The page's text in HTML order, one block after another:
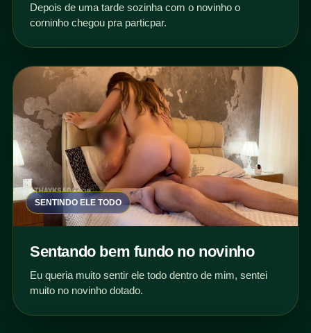
Depois de uma tarde sozinha com o novinho o
corninho chegou pra particpar.
SENTINDO ELE TODO
Sentando bem fundo no novinho
Eu queria muito sentir ele todo dentro de mim, sentei
muito no novinho dotado.